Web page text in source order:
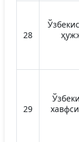
28
29